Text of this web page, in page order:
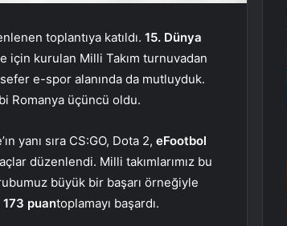
toplantıya katıldı. 15. Dünya
için kurulan Milli Takım turnuvadan
e-spor alanında da mutluyduk.
Romanya üçüncü oldu.
yanı sıra CS:GO, Dota 2, eFootbol
düzenlendi. Milli takımlarımız bu
büyük bir başarı örneğiyle
173 puantoplamayı başardı.